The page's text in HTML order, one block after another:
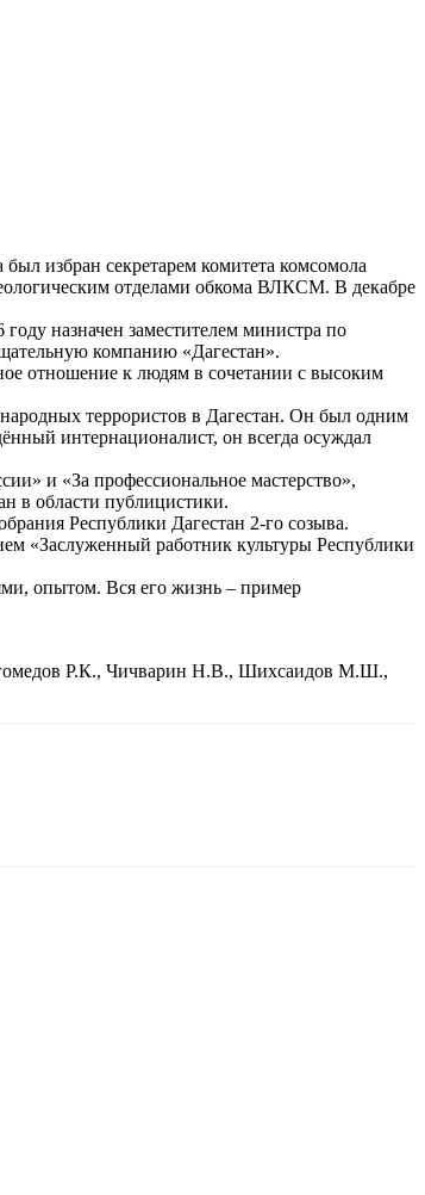
избран секретарем комитета комсомола
отделами обкома ВЛКСМ. В декабре
назначен заместителем министра по
компанию «Дагестан».
отношение к людям в сочетании с высоким
террористов в Дагестан. Он был одним
интернационалист, он всегда осуждал
и «За профессиональное мастерство»,
в области публицистики.
Республики Дагестан 2-го созыва.
«Заслуженный работник культуры Республики
опытом. Вся его жизнь – пример
Р.К., Чичварин Н.В., Шихсаидов М.Ш.,